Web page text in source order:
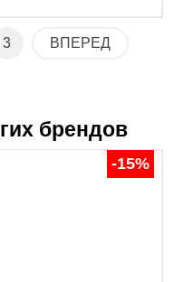
3 ВПЕРЕД
брендов
-15%